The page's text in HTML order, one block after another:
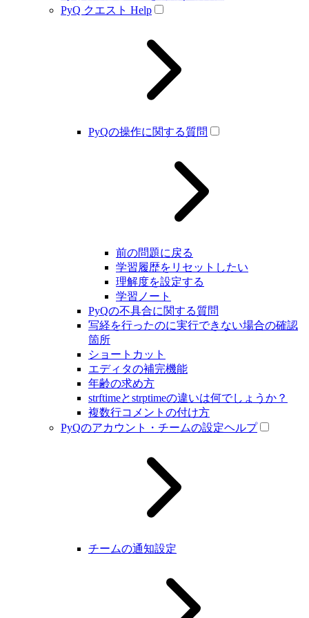
PyQ クエスト Help
PyQの操作に関する質問
前の問題に戻る
学習履歴をリセットしたい
理解度を設定する
学習ノート
PyQの不具合に関する質問
写経を行ったのに実行できない場合の確認
箇所
ショートカット
エディタの補完機能
年齢の求め方
strftimeとstrptimeの違いは何でしょうか？
複数行コメントの付け方
PyQのアカウント・チームの設定ヘルプ
チームの通知設定